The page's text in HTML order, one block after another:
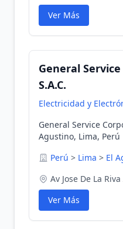
Ver Más
General
S.A.C.
Electricidad y
General Service
Agustino, Lima, Perú
Perú > Lima > El
Av Jose De La
Ver Más